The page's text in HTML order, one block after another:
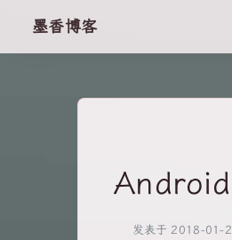
墨香博客
发表于 2018-01-